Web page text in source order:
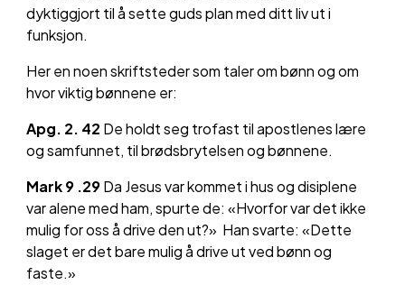
dyktiggjort til å sette guds plan med ditt liv ut i
funksjon.
Her en noen skriftsteder som taler om bønn og om
hvor viktig bønnene er:
Apg. 2. 42 De holdt seg trofast til apostlenes lære
og samfunnet, til brødsbrytelsen og bønnene.
Mark 9 .29Da Jesus var kommet i hus og disiplene
var alene med ham, spurte de: «Hvorfor var det ikke
mulig for oss å drive den ut?» Han svarte: «Dette
slaget er det bare mulig å drive ut ved bønn og
faste.»